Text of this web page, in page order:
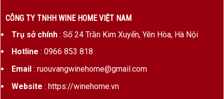
CÔNG TY TNHH WINE HOME VIỆT NAM
Trụ sở chính: Số 24 Trần Kim Xuyến, Yên Hòa, Hà Nội
Hotline : 0966 853 818
Email: ruouvangwinehome@gmail.com
Website : https://winehome.vn